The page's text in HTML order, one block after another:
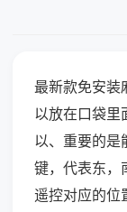
最新款免安装
以放在口袋里
以、重要的是
键，代表东，
遥控对应的位